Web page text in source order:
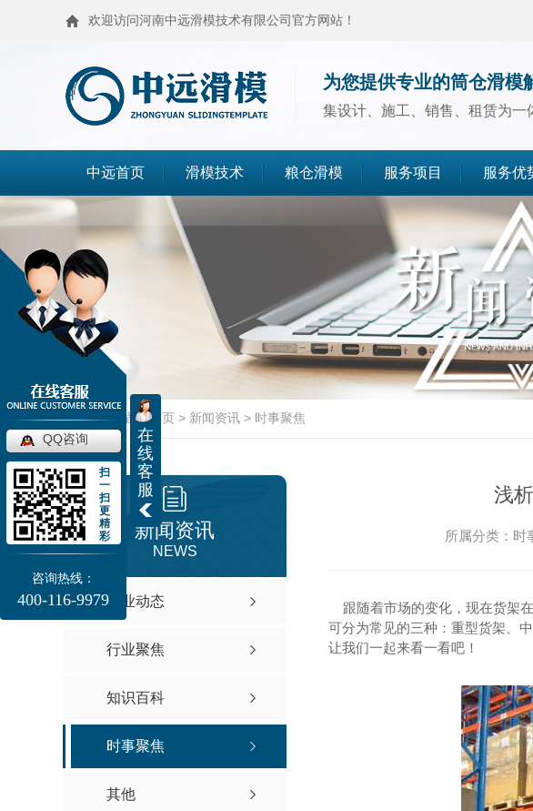
欢迎访问河南中远滑模技术有限公司官方网站！
为您提供专业的筒仓滑模
集设计、施工、销售、租赁为一
中远首页 滑模技术 粮仓滑模 服务项目
滑模技术
麦仓滑模 浅圆仓滑模
造粒塔滑模 烟囱滑模
高塔滑模 筒仓封顶
服务优
当前位置：首页 > 新闻资讯 > 时事聚焦
新闻资讯
NEWS
企业动态
行业聚焦
知识百科
时事聚焦
其他
浅
所属分类：
跟随着市场的变化，现在货架
可分为常见的三种：重型货架、
让我们一起来看一看吧！
在
线
客
服
QQ咨询
扫
一
扫
更
精
彩
咨询热线：
400-116-9979